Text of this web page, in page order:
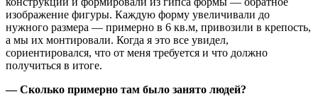
изображение фигуры. Каждую форму увеличивали до
нужного размера — примерно в 6 кв.м, привозили в крепость,
а мы их монтировали. Когда я это все увидел,
сориентировался, что от меня требуется и что должно
получиться в итоге.
— Сколько примерно там было занято людей?